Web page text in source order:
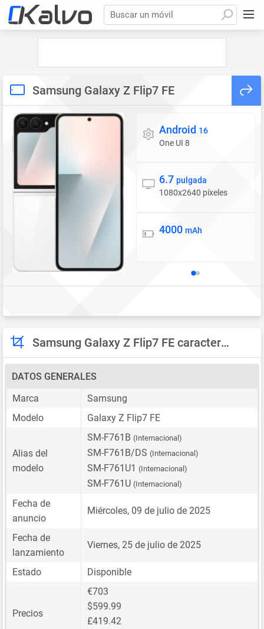
Buscar un móvil
Samsung Galaxy Z Flip7 FE
Sistema operativo
Android 16
One UI 8
Pantalla
6.7 pulgada
1080x2640 píxeles
Batería
4000 mAh
Samsung Galaxy Z Flip7 FE características
DATOS GENERALES
Marca
Samsung
Modelo
Galaxy Z Flip7 FE
Alias del
modelo
SM-F761B (Internacional)
SM-F761B/DS (Internacional)
SM-F761U1 (Internacional)
SM-F761U (Internacional)
Fecha de
anuncio
Miércoles, 09 de julio de 2025
Fecha de
lanzamiento
Viernes, 25 de julio de 2025
Estado Disponible
Precios
€703
$599.99
£419.42